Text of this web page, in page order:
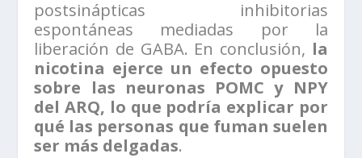
postsinápticas inhibitorias
espontáneas mediadas por la
liberación de GABA. En conclusión, la
nicotina ejerce un efecto opuesto
sobre las neuronas POMC y NPY
del ARQ, lo que podría explicar por
qué las personas que fuman suelen
ser más delgadas.